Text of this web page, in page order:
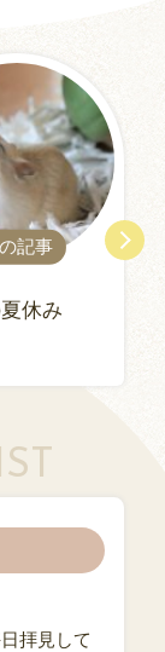
記事
休み
拝見して